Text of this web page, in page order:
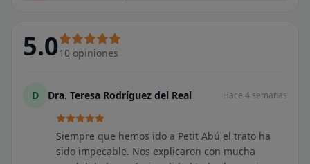
5.010 opiniones
D Dra. Teresa Rodríguez del Real Hace 4 semanas
Siempre que hemos ido a Petit Abú el trato ha
sido impecable. Nos explicaron con mucha